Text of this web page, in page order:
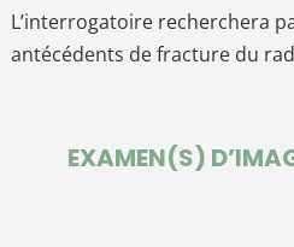
L’interrogatoire recherchera
antécédents de fracture du
EXAMEN(S)